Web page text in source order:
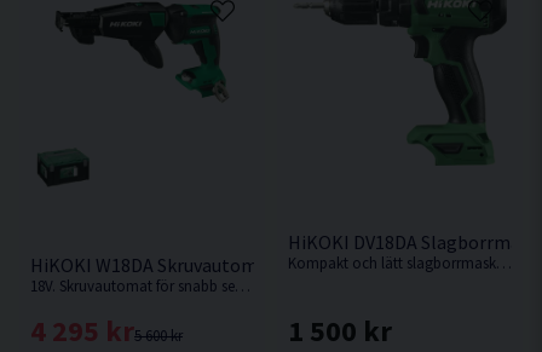
HiKOKI W18DA Skruvautomat 18V
18V. Skruvautomat för snabb serieskruvning. Levereras utan batteri & laddare.
5 600 kr
4 295 kr
HiKOKI DV18DA
Kompakt och lätt slagborrmaskin som lämpar sig bäst som borrskruvdragare eller för borrning i tegel tack vare slagfunktionen. Levereras utan batteri, laddare och kartong men med manual.
1 500 kr